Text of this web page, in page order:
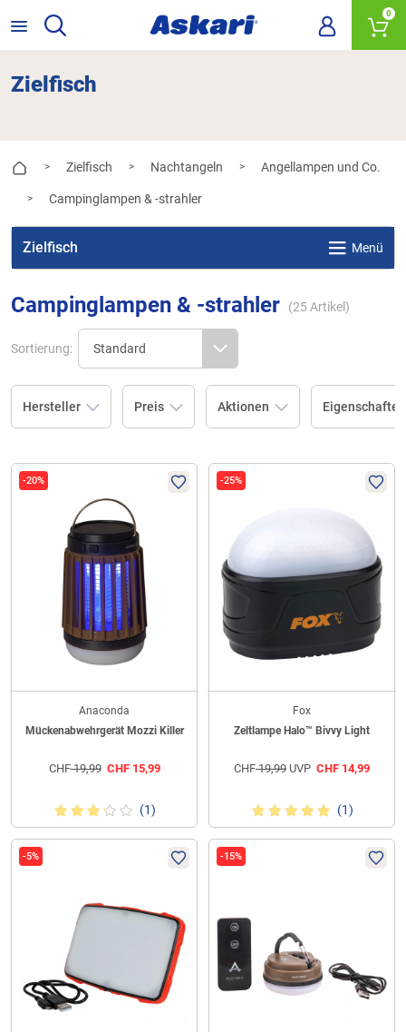
0
Zielfisch
> Zielfisch > Nachtangeln > Angellampen und Co.
> Campinglampen & -strahler
Zielfisch Menü
Campinglampen & -strahler (25 Artikel)
Sortierung:
Hersteller Preis Aktionen
-20%
Anaconda
Mückenabwehrgerät Mozzi Killer
CHF19,99 CHF15,99
(1)
-25%
Fox
Zeltlampe Halo™ Bivvy Light
CHF19,99 UVP CHF 14,99
(1)
-5% -15%